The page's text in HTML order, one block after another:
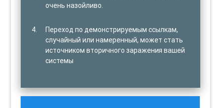
очень назойливо.
Переход по демонстрируемым ссылкам,
случайный или намеренный, может стать
источником вторичного заражения вашей
системы